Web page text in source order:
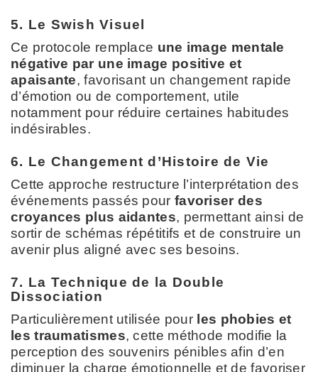
5. Le Swish Visuel
Ce protocole remplace une image mentale
négative par une image positive et
apaisante, favorisant un changement rapide
d’émotion ou de comportement, utile
notamment pour réduire certaines habitudes
indésirables.
6. Le Changement d’Histoire de Vie
Cette approche restructure l’interprétation des
événements passés pour favoriser des
croyances plus aidantes, permettant ainsi de
sortir de schémas répétitifs et de construire un
avenir plus aligné avec ses besoins.
7. La Technique de la Double
Dissociation
Particulièrement utilisée pour les phobies et
les traumatismes, cette méthode modifie la
perception des souvenirs pénibles afin d’en
diminuer la charge émotionnelle et de favoriser